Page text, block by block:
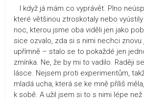
I když já mám co vyprávět. Plno
které většinou ztroskotaly nebo
noc, kterou jsme oba viděli jen jako
sice ozvalo, zda si s nimi nechci znovu
upřímně – stalo se to pokaždé jen
zmínka. Ne, že by mi to vadilo. Raději
lásce. Nejsem proti experimentům,
mladá ucha, která se ke mně příliš
k sobě. A užil jsem si to s nimi lépe než